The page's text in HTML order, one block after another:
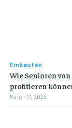
Einkaufen
Wie Senioren
profitieren
March 17, 2026